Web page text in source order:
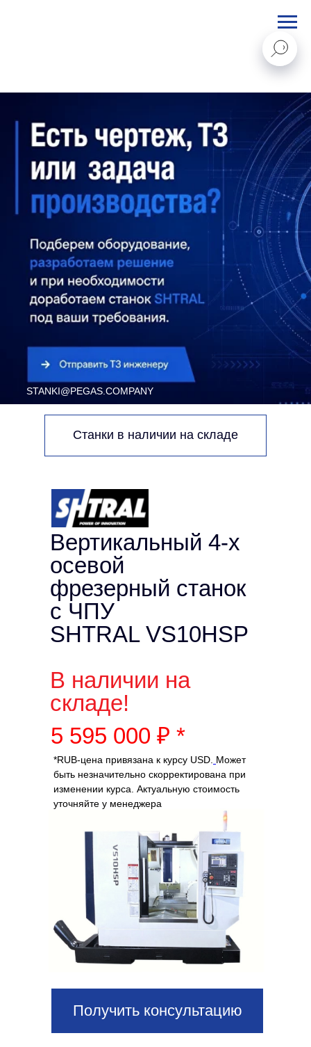
STANKI@PEGAS.COMPANY
Станки в наличии на складе
Вертикальный 4-х
осевой
фрезерный станок
с ЧПУ
SHTRAL VS10HSP
В наличии на
складе!
5 595 000 ₽ *
Получить консультацию
*RUB-цена привязана к курсу USD. Может
быть незначительно скорректирована при
изменении курса. Актуальную стоимость
уточняйте у менеджера